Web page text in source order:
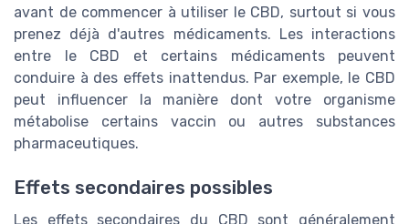
avant de commencer à utiliser le CBD, surtout si vous
prenez déjà d'autres médicaments. Les interactions
entre le CBD et certains médicaments peuvent
conduire à des effets inattendus. Par exemple, le CBD
peut influencer la manière dont votre organisme
métabolise certains vaccin ou autres substances
pharmaceutiques.
Effets secondaires possibles
Les effets secondaires du CBD sont généralement